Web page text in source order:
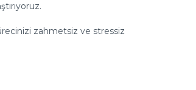
zahmetsiz ve stressiz